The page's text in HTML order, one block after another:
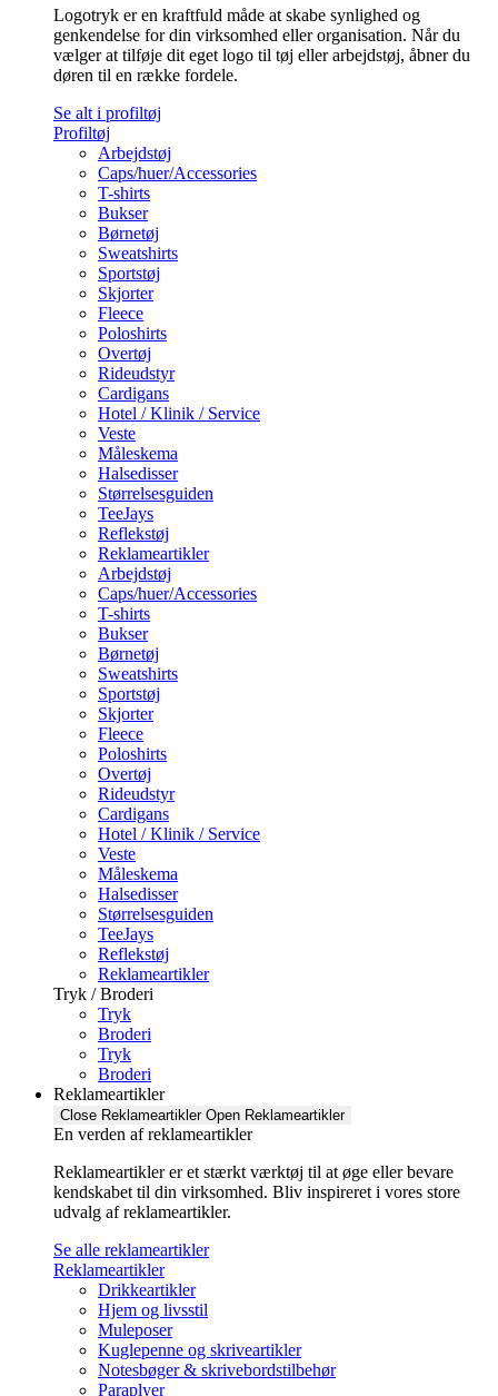
Logotryk er en kraftfuld måde at skabe synlighed og
genkendelse for din virksomhed eller organisation. Når du
vælger at tilføje dit eget logo til tøj eller arbejdstøj, åbner du
døren til en række fordele.
Se alt i profiltøj
Profiltøj
Arbejdstøj
Caps/huer/Accessories
T-shirts
Bukser
Børnetøj
Sweatshirts
Sportstøj
Skjorter
Fleece
Poloshirts
Overtøj
Rideudstyr
Cardigans
Hotel / Klinik / Service
Veste
Måleskema
Halsedisser
Størrelsesguiden
TeeJays
Reflekstøj
Reklameartikler
Arbejdstøj
Caps/huer/Accessories
T-shirts
Bukser
Børnetøj
Sweatshirts
Sportstøj
Skjorter
Fleece
Poloshirts
Overtøj
Rideudstyr
Cardigans
Hotel / Klinik / Service
Veste
Måleskema
Halsedisser
Størrelsesguiden
TeeJays
Reflekstøj
Reklameartikler
Tryk / Broderi
Tryk
Broderi
Tryk
Broderi
Reklameartikler
Close Reklameartikler Open Reklameartikler
En verden af reklameartikler ​
Reklameartikler er et stærkt værktøj til at øge eller bevare
kendskabet til din virksomhed. Bliv inspireret i vores store
udvalg af reklameartikler.
Se alle reklameartikler
Reklameartikler
Drikkeartikler
Hjem og livsstil
Muleposer
Kuglepenne og skriveartikler
Notesbøger & skrivebordstilbehør
Paraplyer